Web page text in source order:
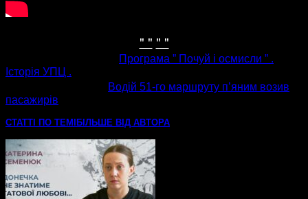
" " " "
Програма ” Почуй і осмисли ” .
Історія УПЦ .
Водій 51-го маршруту п’яним возив
пасажирів
СТАТТІ ПО ТЕМІ БІЛЬШЕ ВІД АВТОРА